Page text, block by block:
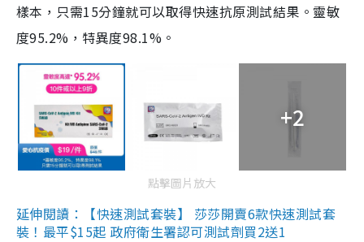
樣本，只需15分鐘就可以取得快速抗原測試結果。靈敏
度95.2%，特異度98.1%。
+2
點擊圖片放大
延伸閱讀：【快速測試套裝】 莎莎開賣6款快速測試套
裝！最平$15起 政府衛生署認可測試劑買2送1